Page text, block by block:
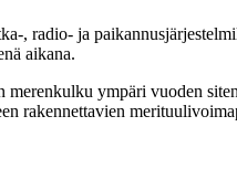
, radio- ja
aikana.
ympäri vuoden
rakennettavien